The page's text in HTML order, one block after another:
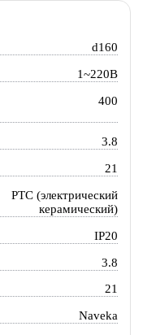
d160
1~220В
400
3.8
21
PTC (электрический
керамический)
IP20
3.8
21
Naveka